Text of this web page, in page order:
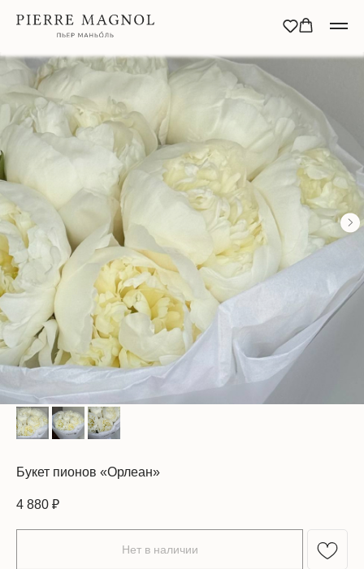
Букет пионов «Орлеан»
4 880 ₽
Нет в наличии